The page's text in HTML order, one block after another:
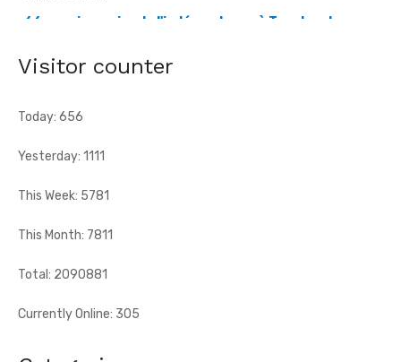
Visitor counter
Today: 656
Yesterday: 1111
This Week: 5781
This Month: 7811
Total: 2090881
Currently Online: 305